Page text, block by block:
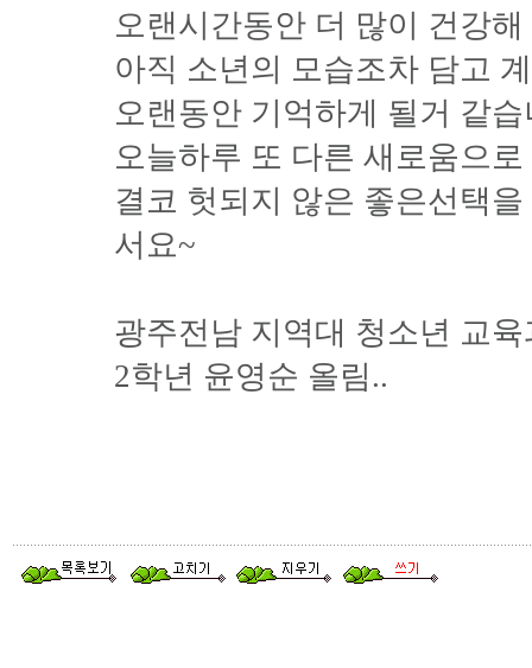
오랜시간동안 더 많이 건강
아직 소년의 모습조차 담고
오랜동안 기억하게 될거 같습
오늘하루 또 다른 새로움으
결코 헛되지 않은 좋은선택
서요~
광주전남 지역대 청소년 교육
2학년 윤영순 올림..